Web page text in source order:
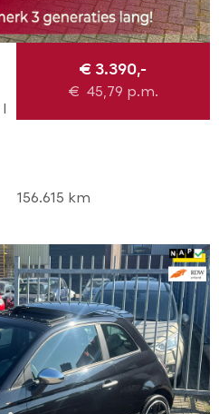
€ 3.390,-
€ 45,79 p.m.
156.615 km